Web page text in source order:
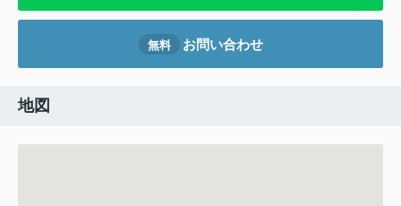
無料 お問い合わせ
地図